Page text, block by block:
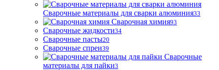
Сварочные материалы для сварки алюминия33
Сварочная химия93
Сварочные жидкости34
Сварочные пасты20
Сварочные спреи39
Сварочные
материалы для пайки3